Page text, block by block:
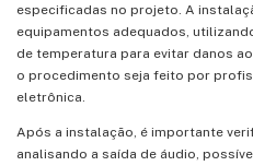
especificadas no projeto. A
equipamentos adequados,
de temperatura para evitar danos
o procedimento seja feito por
eletrônica.
Após a instalação, é importante
analisando a saída de áudio,